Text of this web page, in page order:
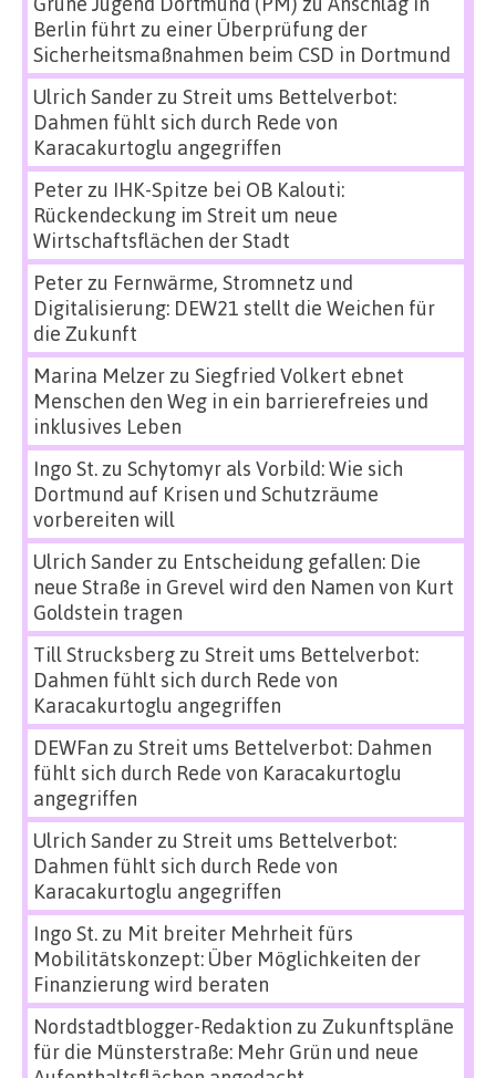
Berlin führt zu einer Überprüfung der
Sicherheitsmaßnahmen beim CSD in Dortmund
Ulrich Sanderzu Streit ums Bettelverbot:
Dahmen fühlt sich durch Rede von
Karacakurtoglu angegriffen
Peterzu IHK-Spitze bei OB Kalouti:
Rückendeckung im Streit um neue
Wirtschaftsflächen der Stadt
Peterzu Fernwärme, Stromnetz und
Digitalisierung: DEW21 stellt die Weichen für
die Zukunft
Marina Melzerzu Siegfried Volkert ebnet
Menschen den Weg in ein barrierefreies und
inklusives Leben
Ingo St.zu Schytomyr als Vorbild: Wie sich
Dortmund auf Krisen und Schutzräume
vorbereiten will
Ulrich Sanderzu Entscheidung gefallen: Die
neue Straße in Grevel wird den Namen von Kurt
Goldstein tragen
Till Strucksbergzu Streit ums Bettelverbot:
Dahmen fühlt sich durch Rede von
Karacakurtoglu angegriffen
DEWFan zu Streit ums Bettelverbot: Dahmen
fühlt sich durch Rede von Karacakurtoglu
angegriffen
Ulrich Sanderzu Streit ums Bettelverbot:
Dahmen fühlt sich durch Rede von
Karacakurtoglu angegriffen
Ingo St.zu Mit breiter Mehrheit fürs
Mobilitätskonzept: Über Möglichkeiten der
Finanzierung wird beraten
Nordstadtblogger-Redaktion zu Zukunftspläne
für die Münsterstraße: Mehr Grün und neue